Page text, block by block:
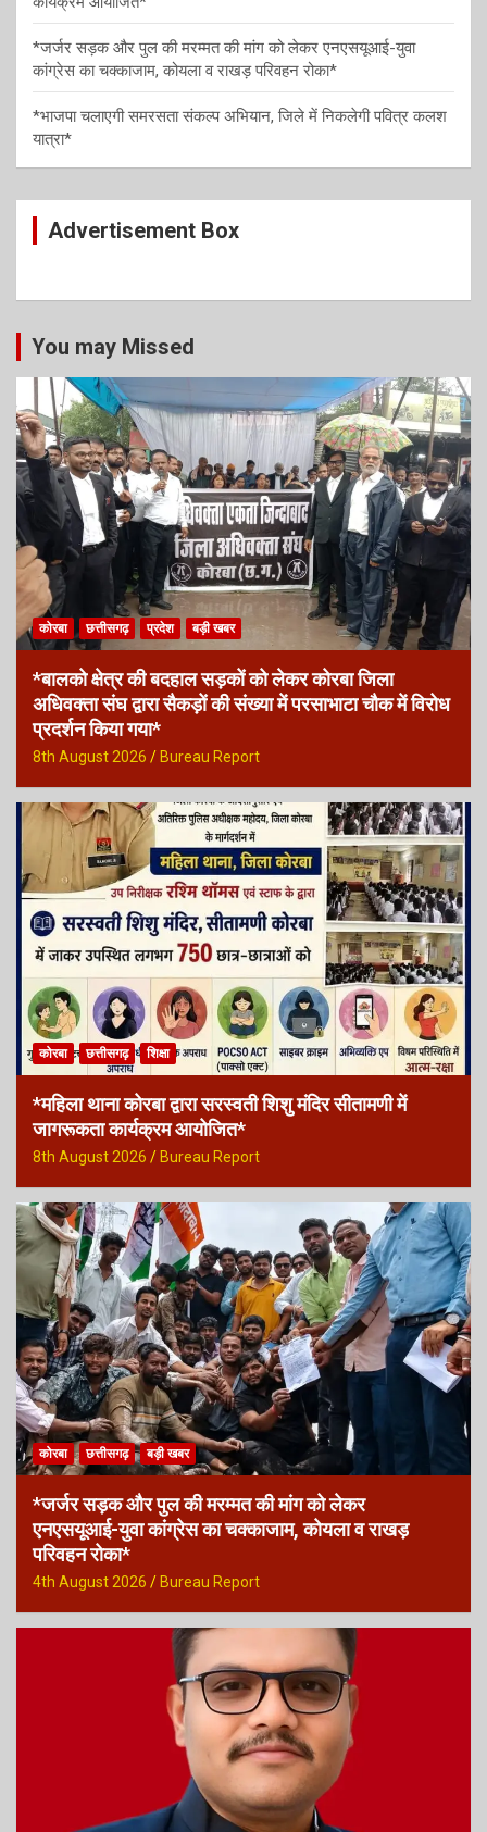
*जर्जर सड़क और पुल की मरम्मत की मांग को लेकर एनएसयूआई-युवा
कांग्रेस का चक्काजाम, कोयला व राखड़ परिवहन रोका*
*भाजपा चलाएगी समरसता संकल्प अभियान, जिले में निकलेगी पवित्र कलश
यात्रा*
Advertisement Box
You may Missed
कोरबा छत्तीसगढ़ प्रदेश बड़ी खबर
*बालको क्षेत्र की बदहाल सड़कों को लेकर कोरबा जिला
अधिवक्ता संघ द्वारा सैकड़ों की संख्या में परसाभाटा चौक में विरोध
प्रदर्शन किया गया*
8th August 2026 Bureau Report
कोरबा छत्तीसगढ़ शिक्षा
*महिला थाना कोरबा द्वारा सरस्वती शिशु मंदिर सीतामणी में
जागरूकता कार्यक्रम आयोजित*
8th August 2026 Bureau Report
कोरबा छत्तीसगढ़ बड़ी खबर
*जर्जर सड़क और पुल की मरम्मत की मांग को लेकर
एनएसयूआई-युवा कांग्रेस का चक्काजाम, कोयला व राखड़
परिवहन रोका*
4th August 2026 Bureau Report